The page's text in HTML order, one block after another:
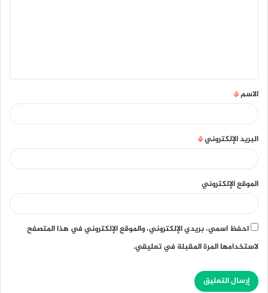
ق
*
الاسم*
البريد الإلكتروني*
الموقع الإلكتروني
احفظ اسمي، بريدي الإلكتروني، والموقع الإلكتروني في هذا المتصفح
لاستخدامها المرة المقبلة في تعليقي.